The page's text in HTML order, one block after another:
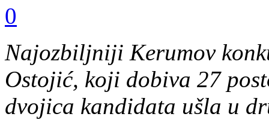
0
Najozbiljniji Kerumov
Ostojić, koji dobiva 27
dvojica kandidata ušla u